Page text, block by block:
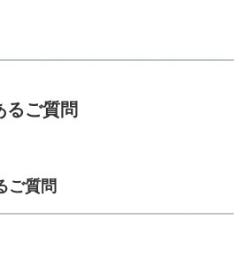
るご質問
ご質問